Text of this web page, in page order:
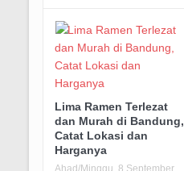
Lima Ramen Terlezat
dan Murah di Bandung,
Catat Lokasi dan
Harganya